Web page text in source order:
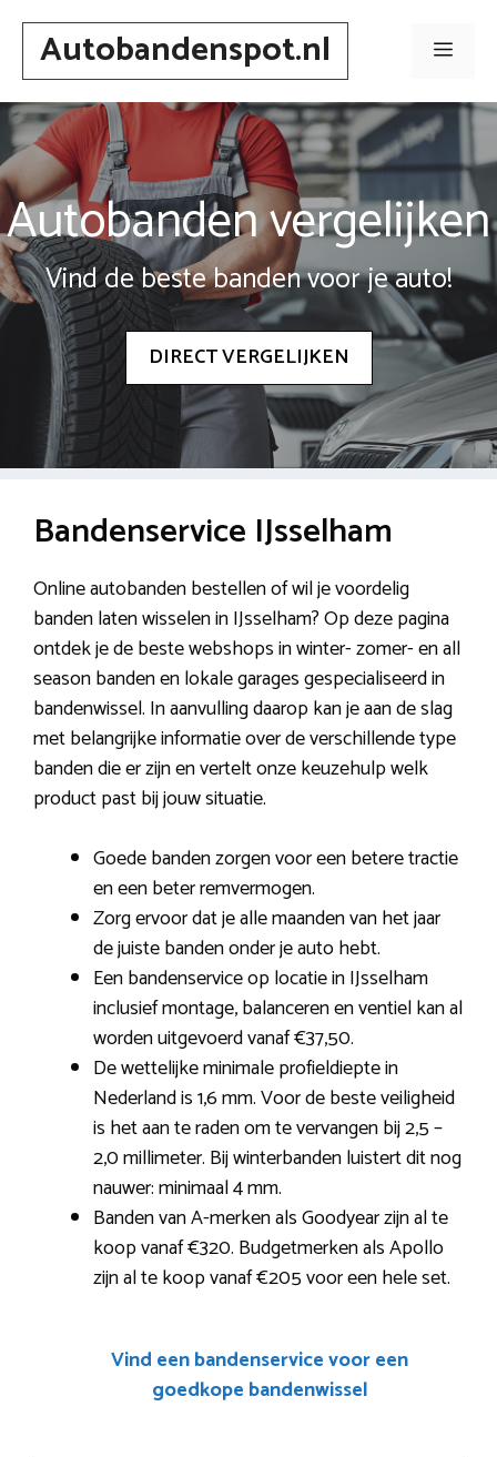
Spring
inhoudAutobandenspot.nl Menu
Autobanden vergelijken
Vind de beste banden voor je auto!
DIRECT VERGELIJKEN
Bandenservice IJsselham
Online autobanden bestellen of wil je voordelig
banden laten wisselen in IJsselham? Op deze pagina
ontdek je de beste webshops in winter- zomer- en all
season banden en lokale garages gespecialiseerd in
bandenwissel. In aanvulling daarop kan je aan de slag
met belangrijke informatie over de verschillende type
banden die er zijn en vertelt onze keuzehulp welk
product past bij jouw situatie.
Goede banden zorgen voor een betere tractie
en een beter remvermogen.
Zorg ervoor dat je alle maanden van het jaar
de juiste banden onder je auto hebt.
Een bandenservice op locatie in IJsselham
inclusief montage, balanceren en ventiel kan al
worden uitgevoerd vanaf €37,50.
De wettelijke minimale profieldiepte in
Nederland is 1,6 mm. Voor de beste veiligheid
is het aan te raden om te vervangen bij 2,5 –
2,0 millimeter. Bij winterbanden luistert dit nog
nauwer: minimaal 4 mm.
Banden van A-merken als Goodyear zijn al te
koop vanaf €320. Budgetmerken als Apollo
zijn al te koop vanaf €205 voor een hele set.
Vind een bandenservice voor een
goedkope bandenwissel